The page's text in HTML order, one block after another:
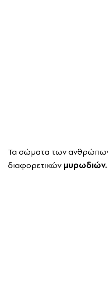
Τα σώματα των ανθρώπων
διαφορετικών μυρωδιών.